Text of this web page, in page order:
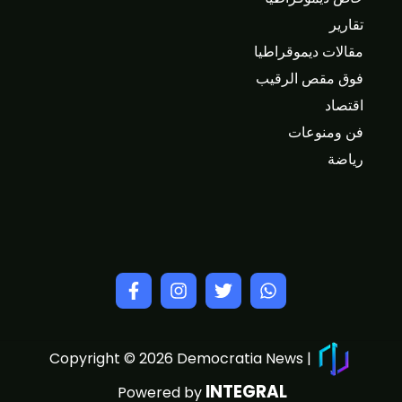
تقارير
مقالات ديموقراطيا
فوق مقص الرقيب
اقتصاد
فن ومنوعات
رياضة
Powered by INTEGRAL